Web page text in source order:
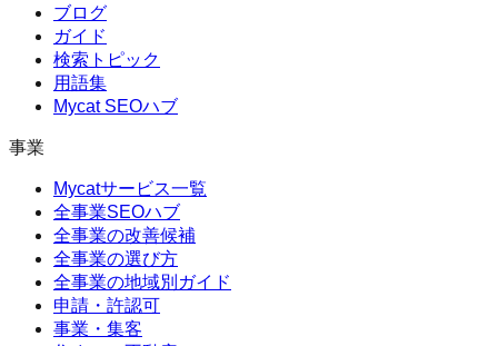
ブログ
ガイド
検索トピック
用語集
Mycat SEOハブ
事業
Mycatサービス一覧
全事業SEOハブ
全事業の改善候補
全事業の選び方
全事業の地域別ガイド
申請・許認可
事業・集客